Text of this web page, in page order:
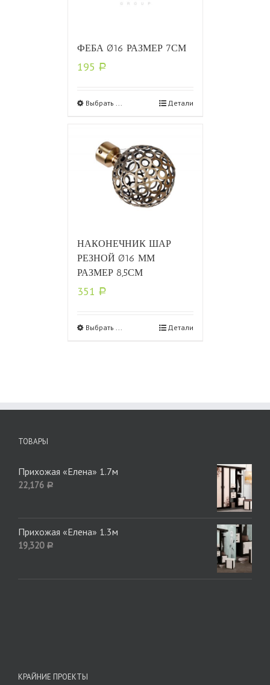
ФЕБА Ø16 РАЗМЕР 7СМ
195 Р
Выбрать ... Детали
НАКОНЕЧНИК ШАР
РЕЗНОЙ Ø16 ММ
РАЗМЕР 8,5СМ
351 Р
Выбрать ... Детали
ТОВАРЫ
Прихожая «Елена» 1.7м
22,176 Р
Прихожая «Елена» 1.3м
19,320 Р
КРАЙНИЕ ПРОЕКТЫ